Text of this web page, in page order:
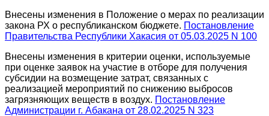
Внесены изменения в Положение о мерах по реализации
закона РХ о республиканском бюджете. Постановление
Правительства Республики Хакасия от 05.03.2025 N 100
Внесены изменения в критерии оценки, используемые
при оценке заявок на участие в отборе для получения
субсидии на возмещение затрат, связанных с
реализацией мероприятий по снижению выбросов
загрязняющих веществ в воздух. Постановление
Администрации г. Абакана от 28.02.2025 N 323